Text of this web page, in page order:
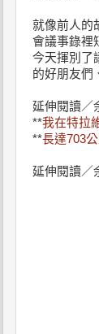
就像前人的
會議事錄裡
今天揮別了
的好朋友們
延伸閱讀／
**我在特拉
**長達703
延伸閱讀／